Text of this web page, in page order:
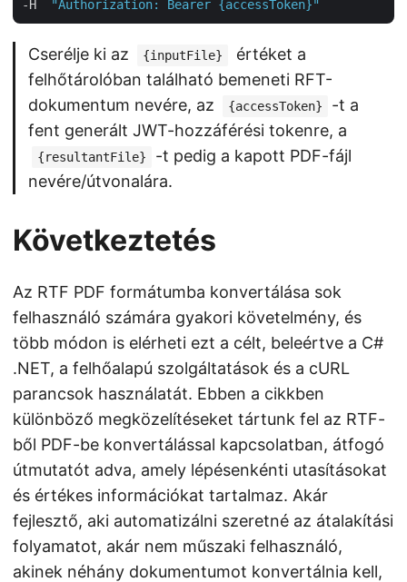
-H "Authorization: Bearer {accessToken}"
Cserélje ki az {inputFile}
értéket a
felhőtárolóban található bemeneti RFT-
dokumentum nevére, az
{accessToken}
-t a
fent generált JWT-hozzáférési tokenre, a
{resultantFile}
-t pedig a kapott PDF-fájl
nevére/útvonalára.
Következtetés
Az RTF PDF formátumba konvertálása sok
felhasználó számára gyakori követelmény, és
több módon is elérheti ezt a célt, beleértve a C#
.NET, a felhőalapú szolgáltatások és a cURL
parancsok használatát. Ebben a cikkben
különböző megközelítéseket tártunk fel az RTF-
ből PDF-be konvertálással kapcsolatban, átfogó
útmutatót adva, amely lépésenkénti utasításokat
és értékes információkat tartalmaz. Akár
fejlesztő, aki automatizálni szeretné az átalakítási
folyamatot, akár nem műszaki felhasználó,
akinek néhány dokumentumot konvertálnia kell,